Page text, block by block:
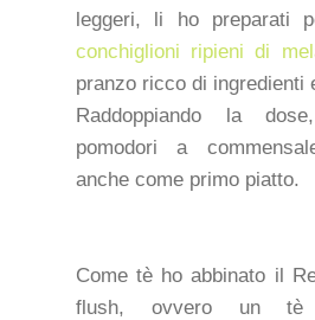
leggeri, li ho preparati
conchiglioni ripieni di
pranzo ricco di ingredienti
Raddoppiando la
pomodori a
anche come primo piatto.
Come tè ho abbinato il
flush, ovvero un tè